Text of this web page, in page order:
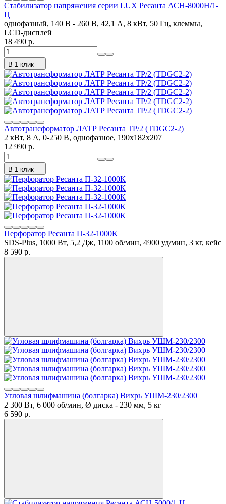
Стабилизатор напряжения серии LUX Ресанта АСН-8000Н/1-
Ц
однофазный, 140 В - 260 В, 42,1 А, 8 кВт, 50 Гц, клеммы,
LCD-дисплей
18 490 p.
В 1 клик
Автотрансформатор ЛАТР Ресанта ТР/2 (TDGC2-2)
2 кВт, 8 А, 0-250 В, однофазное, 190x182x207
12 990 p.
В 1 клик
Перфоратор Ресанта П-32-1000К
SDS-Plus, 1000 Вт, 5,2 Дж, 1100 об/мин, 4900 уд/мин, 3 кг, кейс
8 590 p.
Угловая шлифмашина (болгарка) Вихрь УШМ-230/2300
2 300 Вт, 6 000 об/мин, Ø диска - 230 мм, 5 кг
6 590 p.